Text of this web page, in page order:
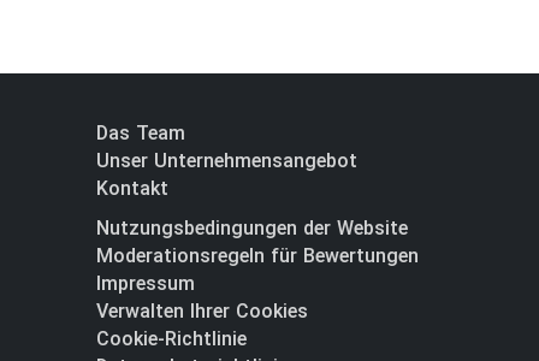
Das Team
Unser Unternehmensangebot
Kontakt
Nutzungsbedingungen der Website
Moderationsregeln für Bewertungen
Impressum
Verwalten Ihrer Cookies
Cookie-Richtlinie